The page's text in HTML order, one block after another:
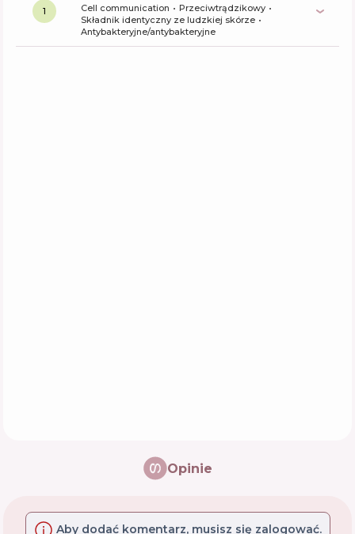
1 Cell communication
Przeciwtrądzikowy
Składnik identyczny ze ludzkiej skórze
Antybakteryjne/antybakteryjne
Opinie
Aby dodać komentarz, musisz się zalogować.